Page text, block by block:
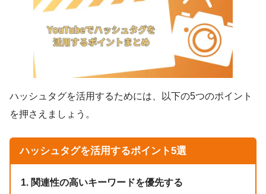
ハッシュタグを活用するためには、以下の5つのポイント
を押さえましょう。
ハッシュタグを活用するポイント5選
1. 関連性の高いキーワードを優先する